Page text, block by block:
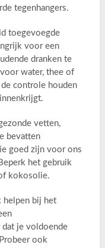
tegenhangers.
toegevoegde
voor een
dranken te
water, thee of
controle houden
vetten,
bevatten
goed zijn voor ons
het gebruik
kokosolie.
helpen bij het
dat je voldoende
ook